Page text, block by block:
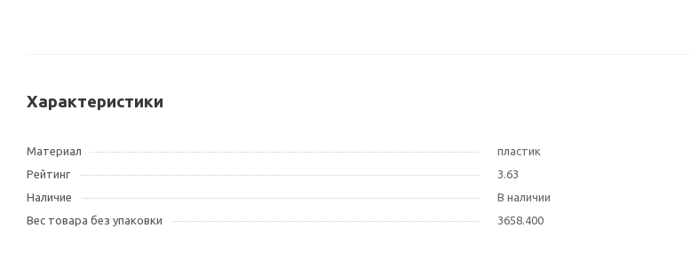
Характеристики
Материал
пластик
Рейтинг
3.63
Наличие
В наличии
Вес товара без упаковки
3658.400